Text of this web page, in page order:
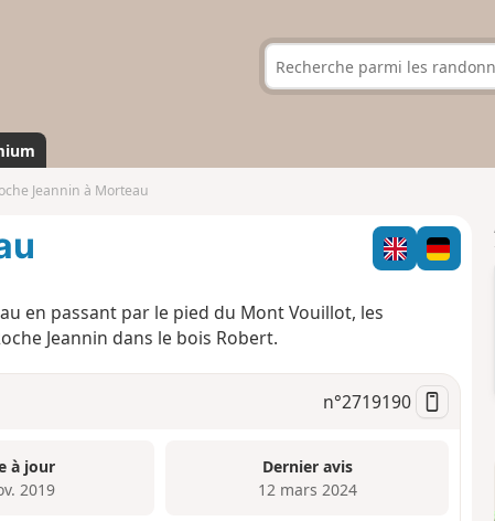
Jeannin à Morteau
en passant par le pied du Mont Vouillot, les
Jeannin dans le bois Robert.
n°2719190
à jour
2019
Dernier avis
12 mars 2024